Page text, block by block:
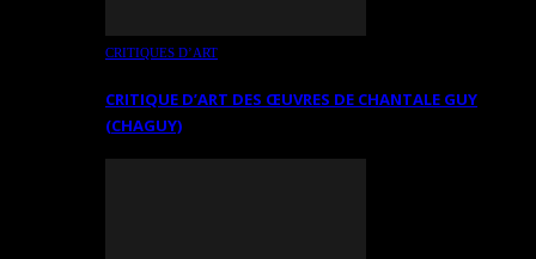
CRITIQUES D’ART
CRITIQUE D’ART DES ŒUVRES DE CHANTALE GUY
(CHAGUY)